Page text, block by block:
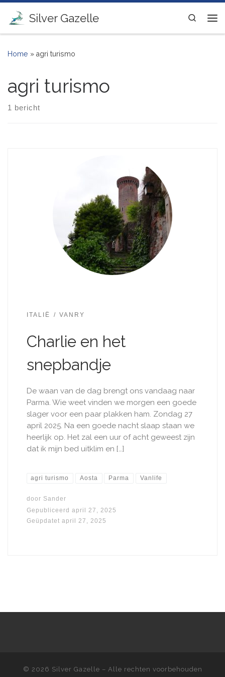
Ga naar inhoud
Silver Gazelle
Search
Home » agri turismo
agri turismo
1 bericht
ITALIË VANRY
Charlie en het
snepbandje
De waan van de dag brengt ons vandaag naar
Parma. Wie weet vinden we morgen een goede
slager voor een paar plakken ham. Zondag 27
april 2025. Na een goede nacht slaap staan we
heerlijk op. Het zal een uur of acht geweest zijn
dat ik mijn bed uitklim en […]
agri turismo Aosta Parma Vanlife
door Sander
Gepubliceerd april 27, 2025
Geüpdatet april 27, 2025
© 2026 Silver Gazelle – Alle rechten voorbehouden